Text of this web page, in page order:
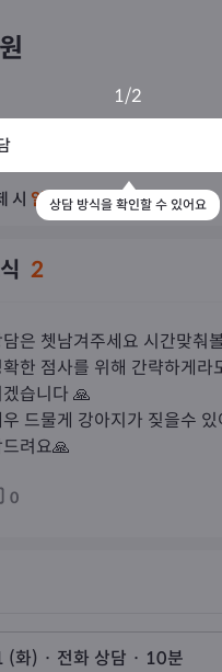
원
1/2
상담 방식을 확인할 수 있어요
시 일주일 이내상담 가능
2
은 쳇남겨주세요 시간맞춰
한 점사를 위해 간략하게라
드물게 강아지가 짖을수 있
탁드려요🙏
0